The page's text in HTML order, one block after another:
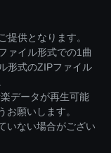
提供となります。
ァイル形式での1曲
形式のZIPファイル
データが再生可能
願いします。
いない場合がござい